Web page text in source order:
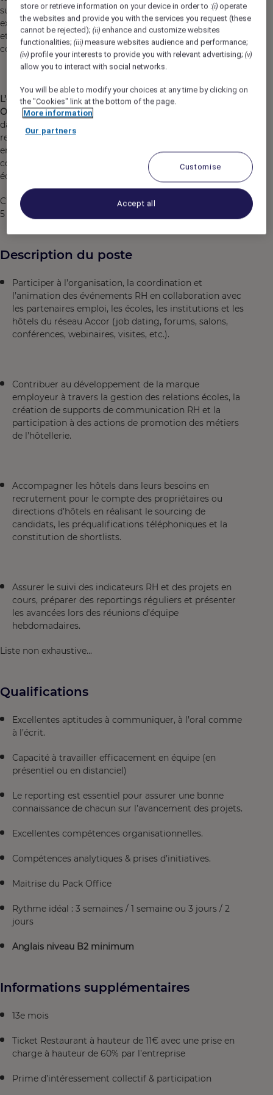
sur de nouvelles solutions qui visent à proposer des
expériences exceptionnelles à nos clients, afin d'innover
et façonner l'hospitalité responsable de demain, en
connectant les cultures avec passion et générosité.
L’équipe People & Culture
Opérations Franceaccompagne 1155 hôteliers français
dans leurs besoins RH. Elle est en charge entre autres du
recrutement des équipes de direction d’hôtels, de la mise
en œuvre des programmes de développement pour les
collaborateurs, de la marque employeur, les relations
écoles et institutionnelles…
C’est une équipe dynamique et innovante, composée de
5 personnes.
Description du poste
Participer à l’organisation, la coordination et
l’animation des événements RH en collaboration avec
les partenaires emploi, les écoles, les institutions et les
hôtels du réseau Accor (job dating, forums, salons,
conférences, webinaires, visites, etc.).
Contribuer au développement de la marque
employeur à travers la gestion des relations écoles, la
création de supports de communication RH et la
participation à des actions de promotion des métiers
de l’hôtellerie.
Accompagner les hôtels dans leurs besoins en
recrutement pour le compte des propriétaires ou
directions d’hôtels en réalisant le sourcing de
candidats, les préqualifications téléphoniques et la
constitution de shortlists.
Assurer le suivi des indicateurs RH et des projets en
cours, préparer des reportings réguliers et présenter
les avancées lors des réunions d’équipe
hebdomadaires.
Liste non exhaustive...
Qualifications
Excellentes aptitudes à communiquer, à l’oral comme
à l’écrit.
Capacité à travailler efficacement en équipe (en
présentiel ou en distanciel)
Le reporting est essentiel pour assurer une bonne
connaissance de chacun sur l’avancement des projets.
Excellentes compétences organisationnelles.
Compétences analytiques & prises d’initiatives.
Maitrise du Pack Office
Rythme idéal : 3 semaines / 1 semaine ou 3 jours / 2
jours
Anglais niveau B2 minimum
Informations supplémentaires
13e mois
Ticket Restaurant à hauteur de 11€ avec une prise en
charge à hauteur de 60% par l’entreprise
Prime d’intéressement collectif & participation
store or retrieve information on your device in order to :(i) operate
the websites and provide you with the services you request (these
cannot be rejected);(ii) enhance and customize websites
functionalities;(iii) measure websites audience and performance;
(iv) profile your interests to provide you with relevant advertising;(v)
allow you to interact with social networks.
You will be able to modify your choices at any time by clicking on
the "Cookies" link at the bottom of the page.
More information
Our partners
Customise
Accept all